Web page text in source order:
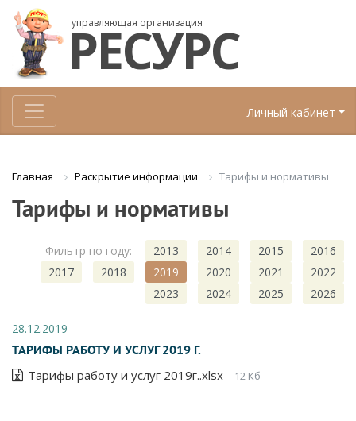
Личный кабинет
управляющая организация
РЕСУРС
Главная Раскрытие информации Тарифы и нормативы
Тарифы и нормативы
Фильтр по году: 2013 2014 2015
2016
2017
2018 2019 2020 2021
2022
2023
2024 2025 2026
28.12.2019
ТАРИФЫ РАБОТУ И УСЛУГ 2019 Г.
Тарифы работу и услуг 2019г..xlsx
12 Кб